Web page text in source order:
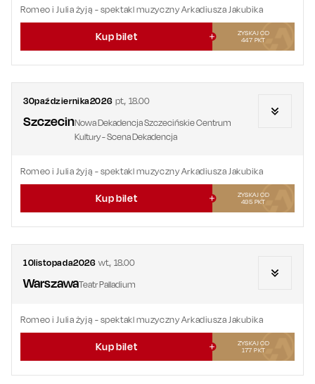
Romeo i Julia żyją - spektakl muzyczny Arkadiusza Jakubika
Kup bilet
ZYSKAJ OD
447 PKT
30października2026 pt.,18.00
SzczecinNowa Dekadencja Szczecińskie Centrum
Kultury - Scena Dekadencja
Romeo i Julia żyją - spektakl muzyczny Arkadiusza Jakubika
Kup bilet
ZYSKAJ OD
495 PKT
10listopada2026 wt.,18.00
WarszawaTeatr Palladium
Romeo i Julia żyją - spektakl muzyczny Arkadiusza Jakubika
Kup bilet
ZYSKAJ OD
177 PKT